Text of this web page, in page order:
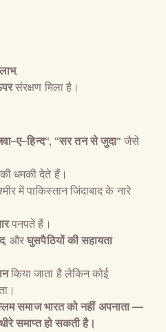
,
संरक्षण मिला है।
–ए–हिन्द“, “सर तन से जुदा“ जैसे
धमकी देते हैं।
में पाकिस्तान जिंदाबाद के नारे
पनपते हैं।
, औरघुसपैठियों की सहायता
किया जाता है लेकिन कोई
समाज भारत को नहीं अपनाता—
समाप्त हो सकती है।